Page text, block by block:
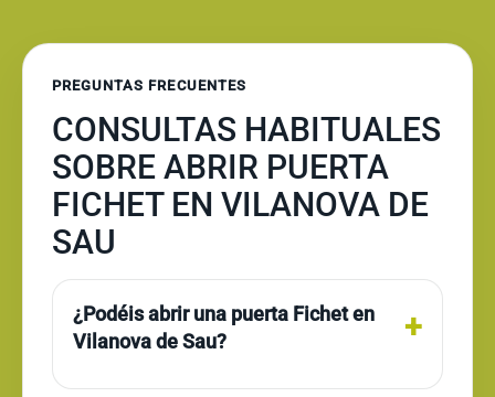
PREGUNTAS FRECUENTES
CONSULTAS HABITUALES
SOBRE ABRIR PUERTA
FICHET EN VILANOVA DE
SAU
¿Podéis abrir una puerta Fichet en
Vilanova de Sau?